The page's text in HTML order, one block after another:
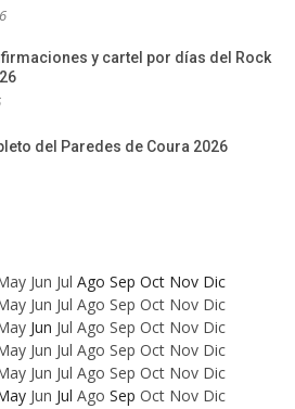
y cartel por días del Rock
del Paredes de Coura 2026
Jun Jul Ago Sep Oct Nov Dic
Jun Jul Ago Sep Oct Nov Dic
Jun Jul Ago Sep Oct Nov Dic
Jun Jul Ago Sep Oct Nov Dic
Jun Jul Ago Sep Oct Nov Dic
Jun Jul Ago Sep Oct Nov Dic